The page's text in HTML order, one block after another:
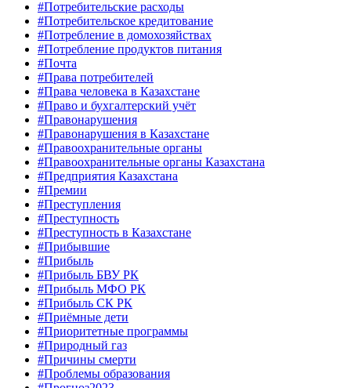
#Потребительские расходы
#Потребительское кредитование
#Потребление в домохозяйствах
#Потребление продуктов питания
#Почта
#Права потребителей
#Права человека в Казахстане
#Право и бухгалтерский учёт
#Правонарушения
#Правонарушения в Казахстане
#Правоохранительные органы
#Правоохранительные органы Казахстана
#Предприятия Казахстана
#Премии
#Преступления
#Преступность
#Преступность в Казахстане
#Прибывшие
#Прибыль
#Прибыль БВУ РК
#Прибыль МФО РК
#Прибыль СК РК
#Приёмные дети
#Приоритетные программы
#Природный газ
#Причины смерти
#Проблемы образования